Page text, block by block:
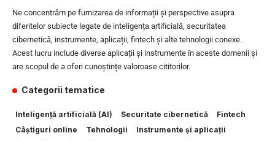
Ne concentrăm pe furnizarea de informații și perspective asupra
diferitelor subiecte legate de inteligența artificială, securitatea
cibernetică, instrumente, aplicații, fintech și alte tehnologii conexe.
Acest lucru include diverse aplicații și instrumente în aceste domenii și
are scopul de a oferi cunoștințe valoroase cititorilor.
Categorii tematice
Inteligență artificială (AI) Securitate cibernetică
Fintech
Câștiguri online
Tehnologii
Instrumente și aplicații